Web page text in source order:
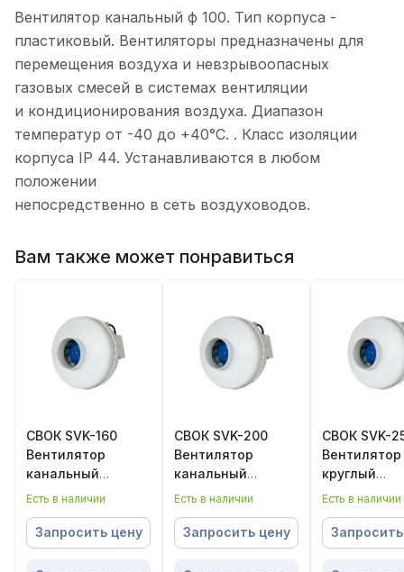
Вентилятор канальный ф 100. Тип корпуса -
пластиковый. Вентиляторы предназначены для
перемещения воздуха и невзрывоопасных
газовых смесей в системах вентиляции
и кондиционирования воздуха. Диапазон
температур от -40 до +40°C. . Класс изоляции
корпуса IP 44. Устанавливаются в любом
положении
непосредственно в сеть воздуховодов.
Вам также может понравиться
СВОК SVK-160
Вентилятор
канальный
круглый
Есть в наличии
Запросить цену
СВОК SVK-200
Вентилятор
канальный
круглый
Есть в наличии
Запросить цену
СВОК SVK-
Вентилятор
круглый
канальный
Есть в наличии